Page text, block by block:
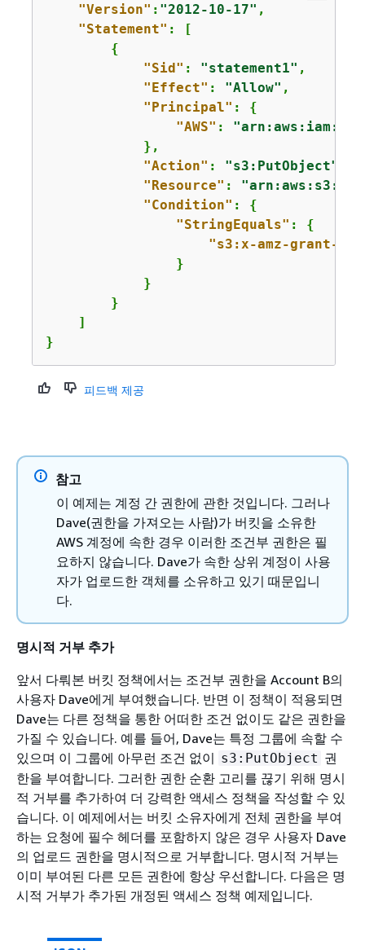
"Version" : "2012-10-17" ,
"Statement" : [
{
"Sid" : "statement1" ,
"Effect" : "Allow" ,
"Principal" : {
"AWS" : "arn:aws:iam::
            },
"Action" : "s3:PutObject"
"Resource" : "arn:aws:s3:::
"Condition" : {
"StringEquals" : {
"s3:x-amz-grant-
                }
            }
        }
    ]
}
피드백 제공
참고
이 예제는 계정 간 권한에 관한 것입니다. 그러나
Dave(권한을 가져오는 사람)가 버킷을 소유한
AWS 계정에 속한 경우 이러한 조건부 권한은 필
요하지 않습니다. Dave가 속한 상위 계정이 사용
자가 업로드한 객체를 소유하고 있기 때문입니
다.
명시적 거부 추가
앞서 다뤄본 버킷 정책에서는 조건부 권한을 Account B의
사용자 Dave에게 부여했습니다. 반면 이 정책이 적용되면
Dave는 다른 정책을 통한 어떠한 조건 없이도 같은 권한을
가질 수 있습니다. 예를 들어, Dave는 특정 그룹에 속할 수
있으며 이 그룹에 아무런 조건 없이 s3:PutObject 권
한을 부여합니다. 그러한 권한 순환 고리를 끊기 위해 명시
적 거부를 추가하여 더 강력한 액세스 정책을 작성할 수 있
습니다. 이 예제에서는 버킷 소유자에게 전체 권한을 부여
하는 요청에 필수 헤더를 포함하지 않은 경우 사용자 Dave
의 업로드 권한을 명시적으로 거부합니다. 명시적 거부는
이미 부여된 다른 모든 권한에 항상 우선합니다. 다음은 명
시적 거부가 추가된 개정된 액세스 정책 예제입니다.